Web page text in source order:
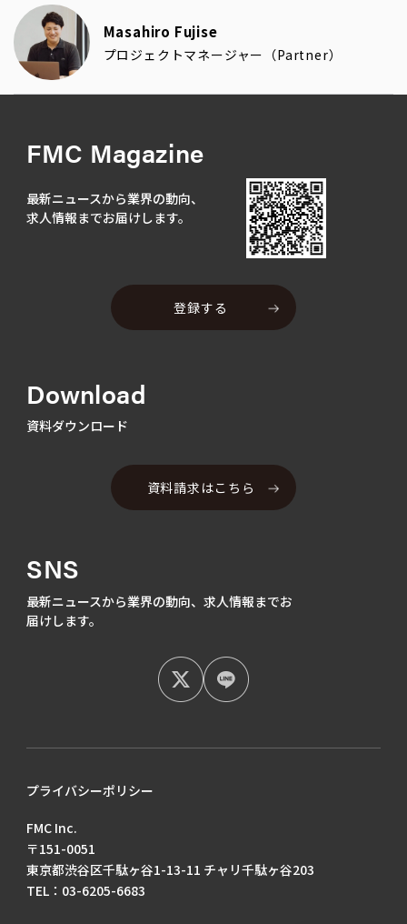
Masahiro Fujise
プロジェクトマネージャー（Partner）
FMC Magazine
最新ニュースから業界の動向、
求人情報までお届けします。
登録する
Download
資料ダウンロード
資料請求はこちら
SNS
最新ニュースから業界の動向、 求人情報までお
届けします。
プライバシーポリシー
FMC Inc.
〒151-0051
東京都渋谷区千駄ヶ谷1-13-11 チャリ千駄ヶ谷203
TEL：03-6205-6683